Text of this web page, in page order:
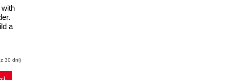
with
a
30 dni)